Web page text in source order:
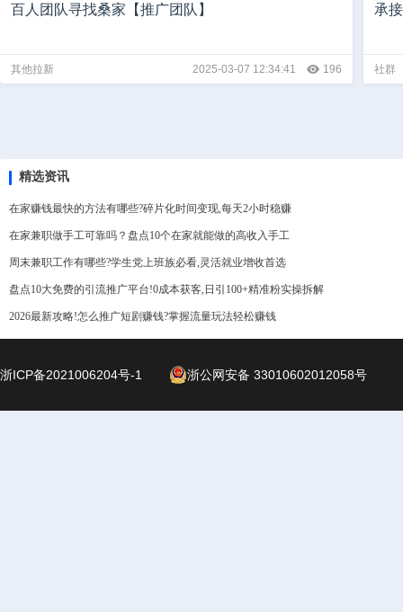
百人团队寻找桑家【推广团队】
其他拉新 2025-03-07 12:34:41 196
承
社群
精选资讯
在家赚钱最快的方法有哪些?碎片化时间变现,每天2小时稳赚
在家兼职做手工可靠吗？盘点10个在家就能做的高收入手工
周末兼职工作有哪些?学生党上班族必看,灵活就业增收首选
盘点10大免费的引流推广平台!0成本获客,日引100+精准粉实操拆解
2026最新攻略!怎么推广短剧赚钱?掌握流量玩法轻松赚钱
浙ICP备2021006204号-1 浙公网安备 33010602012058号